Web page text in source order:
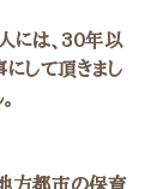
には、30年以
にして頂きまし
方都市の保育